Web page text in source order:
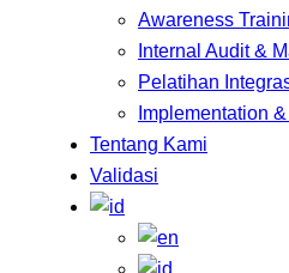
Awareness
Internal Audit &
Pelatihan
Implementation
Tentang Kami
Validasi